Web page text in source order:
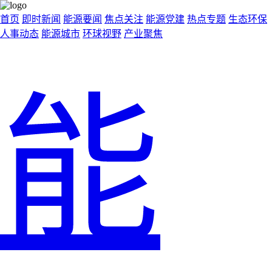
首页 即时新闻 能源要闻 焦点关注 能源党建 热点专题 生态环保
人事动态 能源城市 环球视野 产业聚焦
能